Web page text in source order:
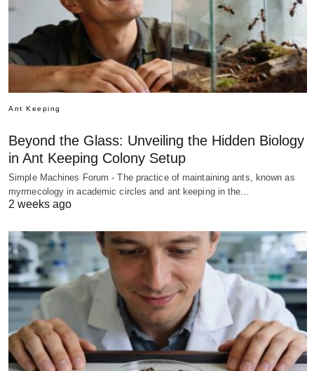
Ant Keeping
Beyond the Glass: Unveiling the Hidden Biology
in Ant Keeping Colony Setup
Simple Machines Forum - The practice of maintaining ants, known as
myrmecology in academic circles and ant keeping in the…
2 weeks ago